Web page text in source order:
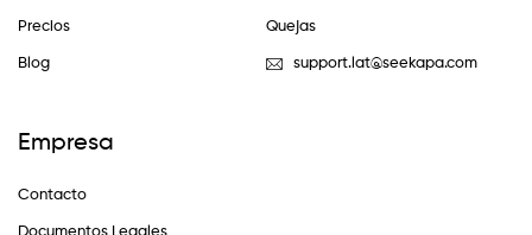
Precios
Blog
Quejas
support.lat@seekapa.com
Empresa
Contacto